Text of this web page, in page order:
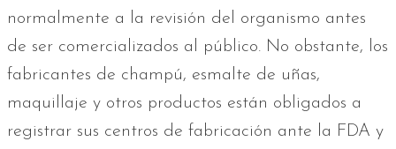
normalmente a la revisión del organismo antes
de ser comercializados al público. No obstante, los
fabricantes de champú, esmalte de uñas,
maquillaje y otros productos están obligados a
registrar sus centros de fabricación ante la FDA y